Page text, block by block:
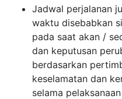
Jadwal perjalanan
waktu disebabkan
pada saat akan /
dan keputusan
berdasarkan
keselamatan dan
selama